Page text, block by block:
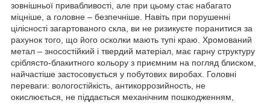
зовнішньої привабливості, але при цьому стає набагато
міцніше, а головне – безпечніше. Навіть при порушенні
цілісності загартованого скла, ви не ризикуєте поранитися за
рахунок того, що його осколки мають тупі краю. Хромований
метал – зносостійкий і твердий матеріал, має гарну структуру
сріблясто-блакитного кольору з приємним на погляд блиском,
найчастіше застосовується у побутових виробах. Головні
переваги: вологостійкість, антикоррозийность, не
окислюється, не піддається механічним пошкодженням,